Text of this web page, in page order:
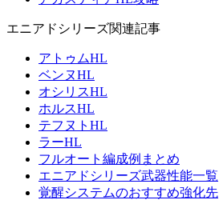
エニアドシリーズ関連記事
アトゥムHL
ベンヌHL
オシリスHL
ホルスHL
テフヌトHL
ラーHL
フルオート編成例まとめ
エニアドシリーズ武器性能一覧
覚醒システムのおすすめ強化先